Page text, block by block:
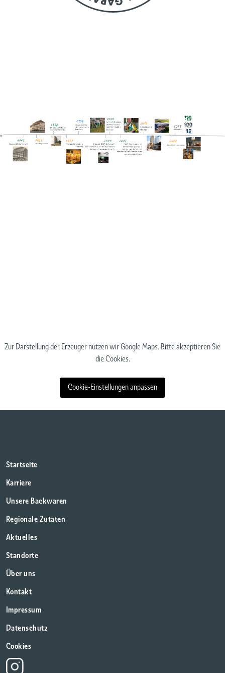
Zur Darstellung der Erzeuger nutzen wir Google Maps. Bitte akzeptieren Sie
die Cookies.
Cookie-Einstellungen anpassen
Startseite
Karriere
Unsere Backwaren
Regionale Zutaten
Aktuelles
Standorte
Über uns
Kontakt
Impressum
Datenschutz
Cookies